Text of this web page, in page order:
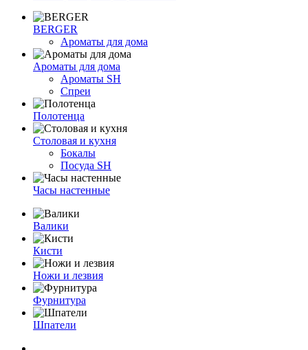
BERGER
Ароматы для дома
Ароматы для дома
Ароматы SH
Спреи
Полотенца
Столовая и кухня
Бокалы
Посуда SH
Часы настенные
Валики
Кисти
Ножи и лезвия
Фурнитура
Шпатели